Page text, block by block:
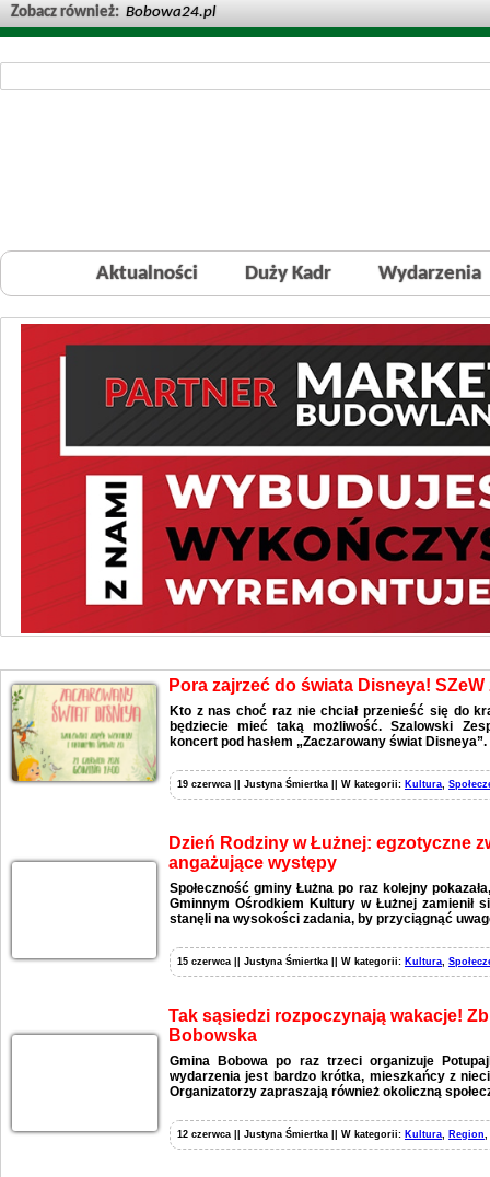
Zobacz również: Bobowa24.pl
Aktualności Duży Kadr Wydarzenia
Pora zajrzeć do świata Disneya!
Kto z nas choć raz nie chciał przenieść się do
będziecie mieć taką możliwość. Szalowski
koncert pod hasłem „Zaczarowany świat Disneya”.
19 czerwca || Justyna Śmiertka || W kategorii: Kultura
Dzień Rodziny w Łużnej: egzotyczne
angażujące występy
Społeczność gminy Łużna po raz kolejny
Gminnym Ośrodkiem Kultury w Łużnej zamienił
stanęli na wysokości zadania, by przyciągnąć
15 czerwca || Justyna Śmiertka || W kategorii: Kultura
Tak sąsiedzi rozpoczynają wakacje!
Bobowska
Gmina Bobowa po raz trzeci organizuje
wydarzenia jest bardzo krótka, mieszkańcy z
Organizatorzy zapraszają również okoliczną
12 czerwca || Justyna Śmiertka || W kategorii: Kultura Region